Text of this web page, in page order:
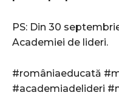
PS: Din 30
Academiei de lideri.
#româniaeducată
#academiadelideri